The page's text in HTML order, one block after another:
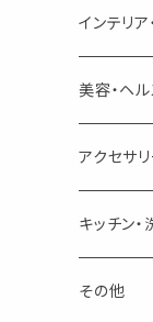
箱入りアソ
ポンプ式
リップ容器
スクリュー
チューブ
スライドケ
ブレンド
キャリアオ
道具
お香・サシ
線香
サシェ・香り
ディフュ
アロマオイ
アロマスト
デザイン
記号（ハー
音楽・楽器
ページオー
ポストカー
フック・マ
ステッカー
インテリ
オブジェ
キャンドル
ウォール
フック・マグ
収納・小物
美容・ヘ
アクセサ
ブローチ
ピアス
キッチン
カトラリー
その他